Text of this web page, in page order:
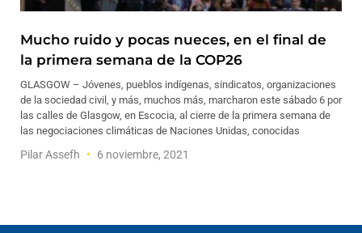
Mucho ruido y pocas nueces, en el final de
la primera semana de la COP26
GLASGOW – Jóvenes, pueblos indígenas, sindicatos, organizaciones
de la sociedad civil, y más, muchos más, marcharon este sábado 6 por
las calles de Glasgow, en Escocia, al cierre de la primera semana de
las negociaciones climáticas de Naciones Unidas, conocidas
Pilar Assefh 6 noviembre, 2021